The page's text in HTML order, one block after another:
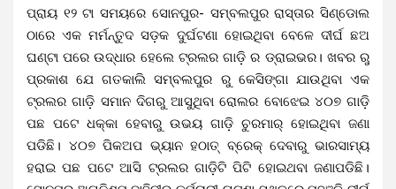
ପ୍ରାୟ ୧୨ ଟା ସମୟରେ ସୋନପୁର- ସମ୍ବଲପୁର ରାସ୍ତାର ସିଣ୍ଡୋଲ
ଠାରେ ଏକ ମର୍ମନ୍ତୁଦ ସଡ଼କ ଦୁର୍ଘଟଣା ହୋଇଥିବା ବେଳେ ଦୀର୍ଘ ଛଅ
ଘଣ୍ଟା ପରେ ଉଦ୍ଧାର ହେଲେ ଟ୍ରଲର ଗାଡ଼ି ର ଡ୍ରାଇଭର। ଖବର ରୁ
ପ୍ରକାଶ ଯେ ଗତକାଲି ସମ୍ବଲପୁର ରୁ କେସିଙ୍ଗା ଯାଉଥିବା ଏକ
ଟ୍ରଲର ଗାଡ଼ି ସମାନ ଦିଗରୁ ଆସୁଥିବା ରୋଲର ବୋଝେଇ ୪୦୭ ଗାଡ଼ି
ପଛ ପଟେ ଧକ୍କା ହେବାରୁ ଉଭୟ ଗାଡ଼ି ଚୁରମାର୍ ହୋଇଥିବା ଜଣା
ପଡିଛି। ୪୦୭ ପିକଅପ ଭ୍ୟାନ ହଠାତ୍ ବ୍ରେକ୍ ଦେବାରୁ ଭାରସାମ୍ୟ
ହରାଇ ପଛ ପଟେ ଆସି ଟ୍ରଲର ଗାଡ଼ିଟି ପିଟି ହୋଇଥବା ଜଣାପଡିଛି।